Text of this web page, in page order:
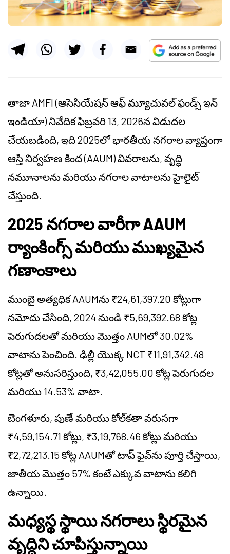
తాజా AMFI (ఆసెసియేషన్ ఆఫ్ మ్యూచువల్ ఫండ్స్ ఇన్
ఇండియా) నివేదిక ఫిబ్రవరి 13, 2026న విడుదల
చేయబడింది, ఇది 2025లో భారతీయ నగరాల వ్యాప్తంగా
ఆస్తి నిర్వహణ కింద (AAUM) వివరాలను, వృద్ధి
నమూనాలను మరియు నగరాల వాటాలను హైలైట్
చేస్తుంది.
2025 నగరాల వారీగా AAUM
ర్యాంకింగ్స్ మరియు ముఖ్యమైన
గణాంకాలు
ముంబై అత్యధిక AAUMను ₹24,61,397.20 కోట్లుగా
నమోదు చేసింది, 2024 నుండి ₹5,69,392.68 కోట్ల
పెరుగుదలతో మరియు మొత్తం AUMలో 30.02%
వాటాను పెంచింది. ఢిల్లీ యొక్క NCT ₹11,91,342.48
కోట్లతో అనుసరిస్తుంది, ₹3,42,055.00 కోట్ల పెరుగుదల
మరియు 14.53% వాటా.
బెంగళూరు, పుణే మరియు కోల్‌కతా వరుసగా
₹4,59,154.71 కోట్లు, ₹3,19,768.46 కోట్లు మరియు
₹2,72,213.15 కోట్ల AAUMతో టాప్ ఫైవ్‌ను పూర్తి చేస్తాయి,
జాతీయ మొత్తం 57% కంటే ఎక్కువ వాటాను కలిగి
ఉన్నాయి.
మధ్యస్థ స్థాయి నగరాలు స్థిరమైన
వృద్ధిని చూపిస్తున్నాయి